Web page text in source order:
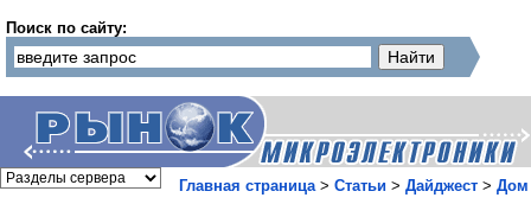
Поиск по сайту:
Главная страница> Статьи > Дайджест > Дом